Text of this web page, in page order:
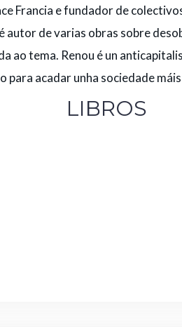
Francia e fundador de
autor de varias obras sobre
ao tema. Renou é un
para acadar unha sociedade
LIBROS